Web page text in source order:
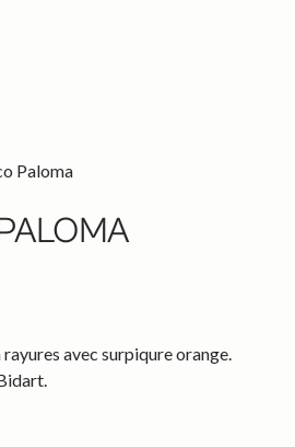
Paloma
avec surpiqure orange.